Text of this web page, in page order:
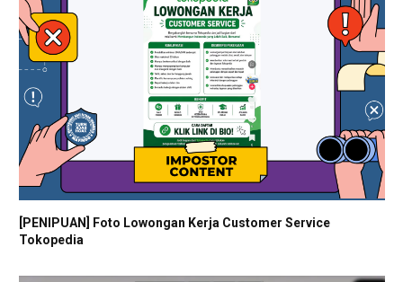
[PENIPUAN] Foto Lowongan Kerja Customer Service
Tokopedia